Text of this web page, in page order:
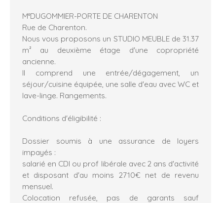
M°DUGOMMIER-PORTE DE CHARENTON
Rue de Charenton.
Nous vous proposons un STUDIO MEUBLE de 31.37
m² au deuxième étage d'une copropriété
ancienne.
Il comprend une entrée/dégagement, un
séjour/cuisine équipée, une salle d'eau avec WC et
lave-linge. Rangements.
Conditions d'éligibilité :
Dossier soumis à une assurance de loyers
impayés :
salarié en CDI ou prof libérale avec 2 ans d'activité
et disposant d'au moins 2710€ net de revenu
mensuel.
Colocation refusée, pas de garants sauf